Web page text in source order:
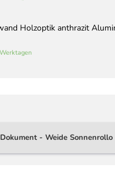
Holzoptik anthrazit
- Weide Sonnenrollo